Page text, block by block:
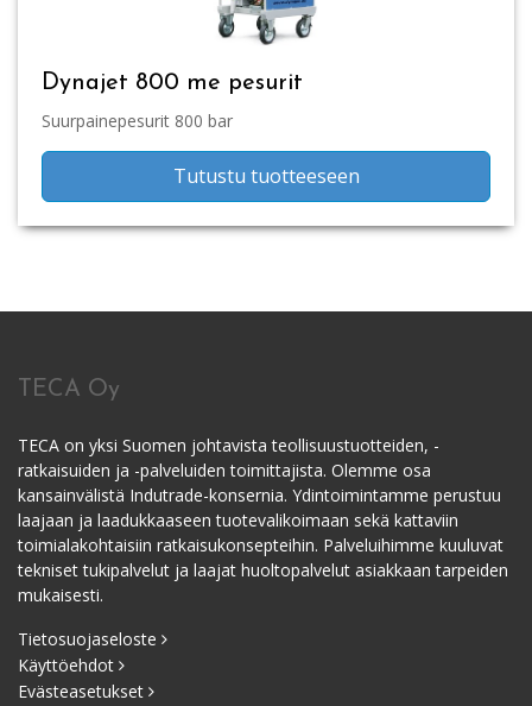
Dynajet 800 me pesurit
Suurpainepesurit 800 bar
Tutustu tuotteeseen
TECA Oy
TECA on yksi Suomen johtavista teollisuustuotteiden, -
ratkaisuiden ja -palveluiden toimittajista. Olemme osa
kansainvälistä Indutrade-konsernia. Ydintoimintamme perustuu
laajaan ja laadukkaaseen tuotevalikoimaan sekä kattaviin
toimialakohtaisiin ratkaisukonsepteihin. Palveluihimme kuuluvat
tekniset tukipalvelut ja laajat huoltopalvelut asiakkaan tarpeiden
mukaisesti.
Tietosuojaseloste
Käyttöehdot
Evästeasetukset